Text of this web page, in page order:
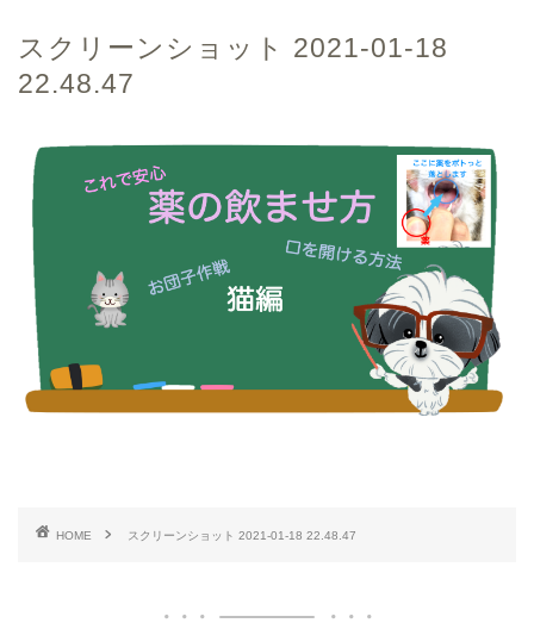
スクリーンショット 2021-01-18
22.48.47
HOME スクリーンショット 2021-01-18 22.48.47